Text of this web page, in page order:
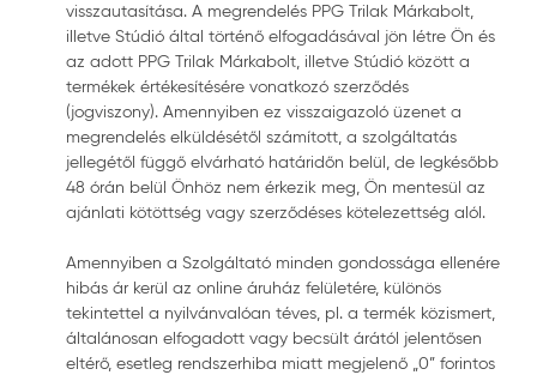
visszautasítása. A megrendelés PPG Trilak Márkabolt,
illetve Stúdió által történő elfogadásával jön létre Ön és
az adott PPG Trilak Márkabolt, illetve Stúdió között a
termékek értékesítésére vonatkozó szerződés
(jogviszony). Amennyiben ez visszaigazoló üzenet a
megrendelés elküldésétől számított, a szolgáltatás
jellegétől függő elvárható határidőn belül, de legkésőbb
48 órán belül Önhöz nem érkezik meg, Ön mentesül az
ajánlati kötöttség vagy szerződéses kötelezettség alól.
Amennyiben a Szolgáltató minden gondossága ellenére
hibás ár kerül az online áruház felületére, különös
tekintettel a nyilvánvalóan téves, pl. a termék közismert,
általánosan elfogadott vagy becsült árától jelentősen
eltérő, esetleg rendszerhiba miatt megjelenő „0” forintos